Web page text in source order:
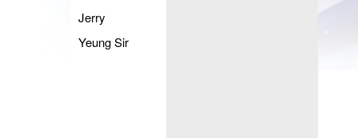
Jerry
Yeung Sir